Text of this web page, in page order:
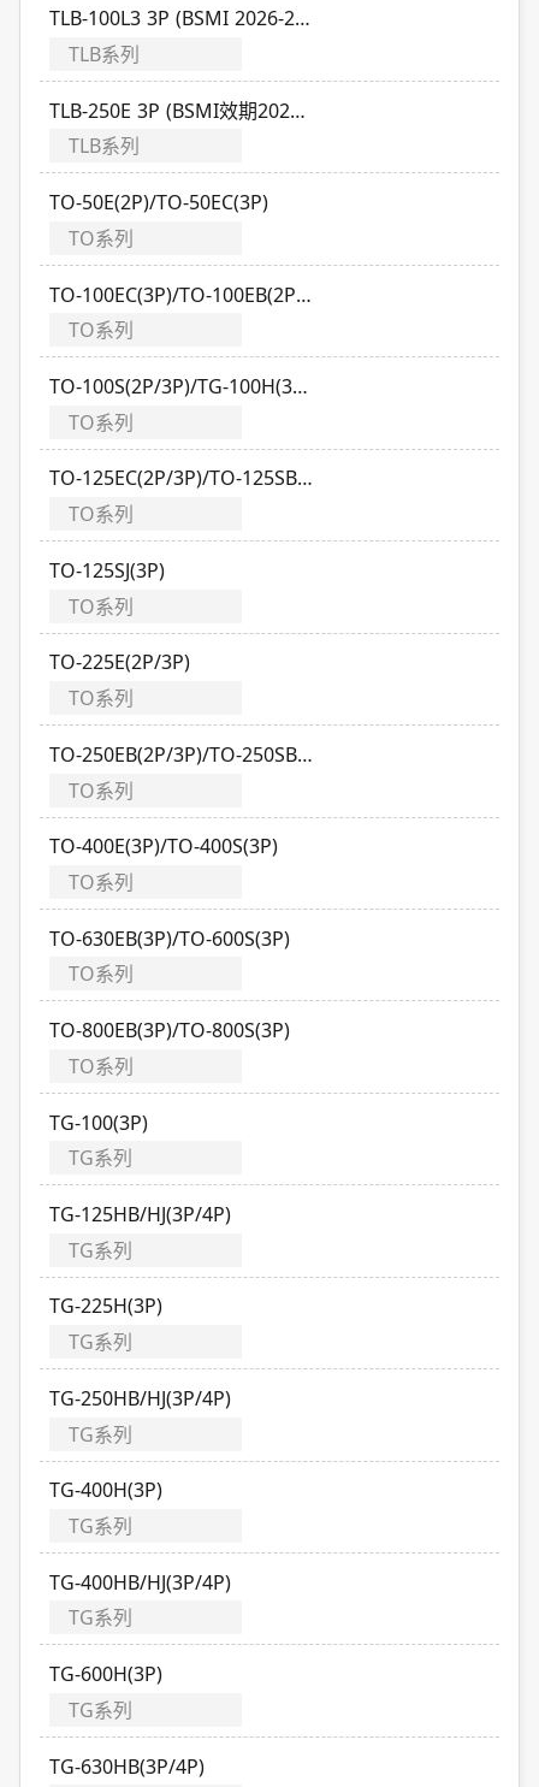
TLB-100L3 3P (BSMI 2026-2029)
TLB系列
TLB-250E 3P (BSMI效期2026-2029)
TLB系列
TO-50E(2P)/TO-50EC(3P)
TO系列
TO-100EC(3P)/TO-100EB(2P/3P)
TO系列
TO-100S(2P/3P)/TG-100H(3P)/TO-125S(3P)
TO系列
TO-125EC(2P/3P)/TO-125SB(2P/3P)
TO系列
TO-125SJ(3P)
TO系列
TO-225E(2P/3P)
TO系列
TO-250EB(2P/3P)/TO-250SB(2P/3P)/TO-250SJ(3P)
TO系列
TO-400E(3P)/TO-400S(3P)
TO系列
TO-630EB(3P)/TO-600S(3P)
TO系列
TO-800EB(3P)/TO-800S(3P)
TO系列
TG-100(3P)
TG系列
TG-125HB/HJ(3P/4P)
TG系列
TG-225H(3P)
TG系列
TG-250HB/HJ(3P/4P)
TG系列
TG-400H(3P)
TG系列
TG-400HB/HJ(3P/4P)
TG系列
TG-600H(3P)
TG系列
TG-630HB(3P/4P)